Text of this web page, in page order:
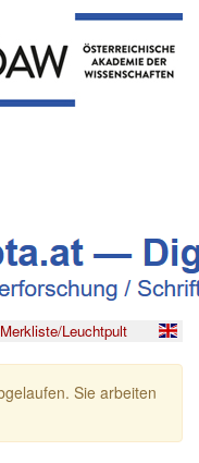
Merkliste/Leuchtpult
Sie arbeiten